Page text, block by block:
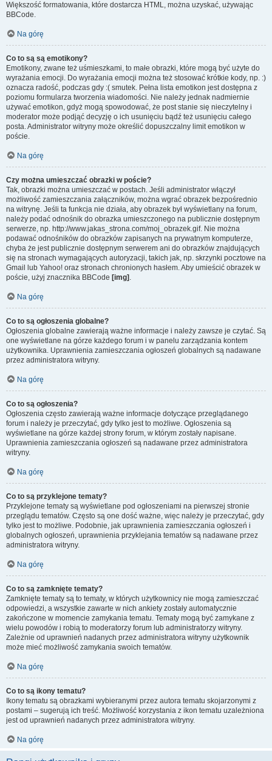
Większość formatowania, które dostarcza HTML, można uzyskać, używając
BBCode.
Na górę
Co to są są emotikony?
Emotikony, zwane też uśmieszkami, to małe obrazki, które mogą być użyte do
wyrażania emocji. Do wyrażania emocji można też stosować krótkie kody, np. :)
oznacza radość, podczas gdy :( smutek. Pełna lista emotikon jest dostępna z
poziomu formularza tworzenia wiadomości. Nie należy jednak nadmiernie
używać emotikon, gdyż mogą spowodować, że post stanie się nieczytelny i
moderator może podjąć decyzję o ich usunięciu bądź też usunięciu całego
posta. Administrator witryny może określić dopuszczalny limit emotikon w
poście.
Na górę
Czy można umieszczać obrazki w poście?
Tak, obrazki można umieszczać w postach. Jeśli administrator włączył
możliwość zamieszczania załączników, można wgrać obrazek bezpośrednio
na witrynę. Jeśli ta funkcja nie działa, aby obrazek był wyświetlany na forum,
należy podać odnośnik do obrazka umieszczonego na publicznie dostępnym
serwerze, np. http://www.jakas_strona.com/moj_obrazek.gif. Nie można
podawać odnośników do obrazków zapisanych na prywatnym komputerze,
chyba że jest publicznie dostępnym serwerem ani do obrazków znajdujących
się na stronach wymagających autoryzacji, takich jak, np. skrzynki pocztowe na
Gmail lub Yahoo! oraz stronach chronionych hasłem. Aby umieścić obrazek w
poście, użyj znacznika BBCode [img] .
Na górę
Co to są ogłoszenia globalne?
Ogłoszenia globalne zawierają ważne informacje i należy zawsze je czytać. Są
one wyświetlane na górze każdego forum i w panelu zarządzania kontem
użytkownika. Uprawnienia zamieszczania ogłoszeń globalnych są nadawane
przez administratora witryny.
Na górę
Co to są ogłoszenia?
Ogłoszenia często zawierają ważne informacje dotyczące przeglądanego
forum i należy je przeczytać, gdy tylko jest to możliwe. Ogłoszenia są
wyświetlane na górze każdej strony forum, w którym zostały napisane.
Uprawnienia zamieszczania ogłoszeń są nadawane przez administratora
witryny.
Na górę
Co to są przyklejone tematy?
Przyklejone tematy są wyświetlane pod ogłoszeniami na pierwszej stronie
przeglądu tematów. Często są one dość ważne, więc należy je przeczytać, gdy
tylko jest to możliwe. Podobnie, jak uprawnienia zamieszczania ogłoszeń i
globalnych ogłoszeń, uprawnienia przyklejania tematów są nadawane przez
administratora witryny.
Na górę
Co to są zamknięte tematy?
Zamknięte tematy są to tematy, w których użytkownicy nie mogą zamieszczać
odpowiedzi, a wszystkie zawarte w nich ankiety zostały automatycznie
zakończone w momencie zamykania tematu. Tematy mogą być zamykane z
wielu powodów i robią to moderatorzy forum lub administratorzy witryny.
Zależnie od uprawnień nadanych przez administratora witryny użytkownik
może mieć możliwość zamykania swoich tematów.
Na górę
Co to są ikony tematu?
Ikony tematu są obrazkami wybieranymi przez autora tematu skojarzonymi z
postami – sugerują ich treść. Możliwość korzystania z ikon tematu uzależniona
jest od uprawnień nadanych przez administratora witryny.
Na górę